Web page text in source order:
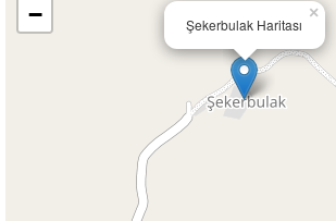
Şekerbulak Haritası
×
−